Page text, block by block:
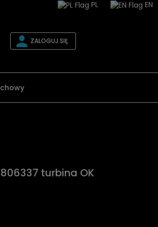
PL EN
ZALOGUJ SIĘ
turbina OK